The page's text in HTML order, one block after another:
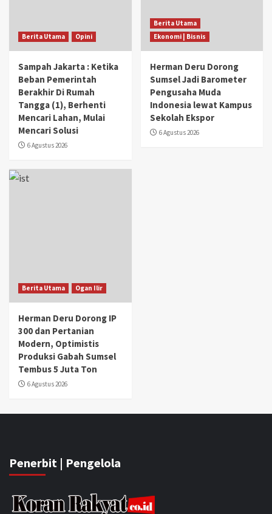
Berita Utama Opini
Sampah Jakarta : Ketika
Beban Pemerintah
Berakhir Di Rumah
Tangga (1), Berhenti
Mencari Lahan, Mulai
Mencari Solusi
6 Agustus 2026
Berita Utama
Ekonomi | Bisnis
Herman Deru Dorong
Sumsel Jadi Barometer
Pengusaha Muda
Indonesia lewat Kampus
Sekolah Ekspor
6 Agustus 2026
Berita Utama Ogan Ilir
Herman Deru Dorong IP
300 dan Pertanian
Modern, Optimistis
Produksi Gabah Sumsel
Tembus 5 Juta Ton
6 Agustus 2026
Penerbit | Pengelola